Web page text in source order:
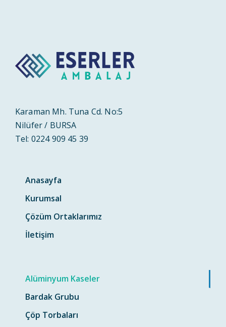
Karaman Mh. Tuna Cd. No:5
Nilüfer / BURSA
Tel: 0224 909 45 39
Anasayfa
Kurumsal
Çözüm Ortaklarımız
İletişim
Alüminyum Kaseler
Bardak Grubu
Çöp Torbaları